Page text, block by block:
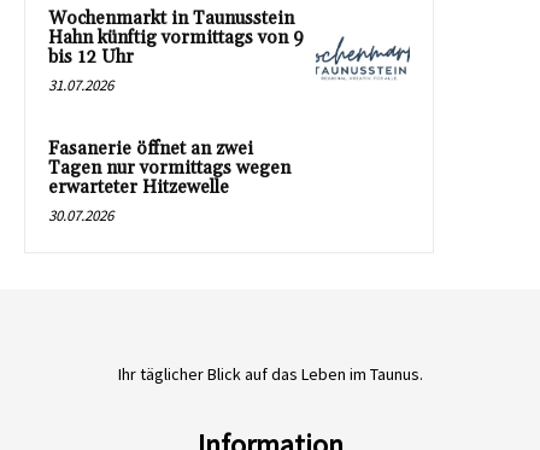
Wochenmarkt in Taunusstein
Hahn künftig vormittags von 9
bis 12 Uhr
31.07.2026
Fasanerie öffnet an zwei
Tagen nur vormittags wegen
erwarteter Hitzewelle
30.07.2026
Ihr täglicher Blick auf das Leben im Taunus.